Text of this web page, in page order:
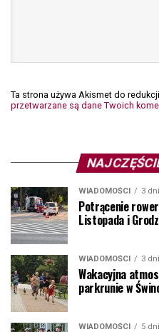
Ta strona używa Akismet do
przetwarzane są dane Twoich
WIADOMOŚCI 3
Potrącenie
Listopada i
WIADOMOŚCI 3
Wakacyjna
parkrunie w
WIADOMOŚCI 5